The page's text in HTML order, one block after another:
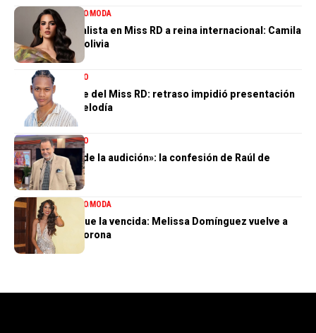
ENTRETENIMIENTOMODA
De tercera finalista en Miss RD a reina internacional: Camila
Issa rumbo a Bolivia
ENTRETENIMIENTO
El gran ausente del Miss RD: retraso impidió presentación
de Dalvin La Melodía
ENTRETENIMIENTO
«Perdí el 85 % de la audición»: la confesión de Raúl de
Molina
ENTRETENIMIENTOMODA
La tercera no fue la vencida: Melissa Domínguez vuelve a
quedar sin la corona